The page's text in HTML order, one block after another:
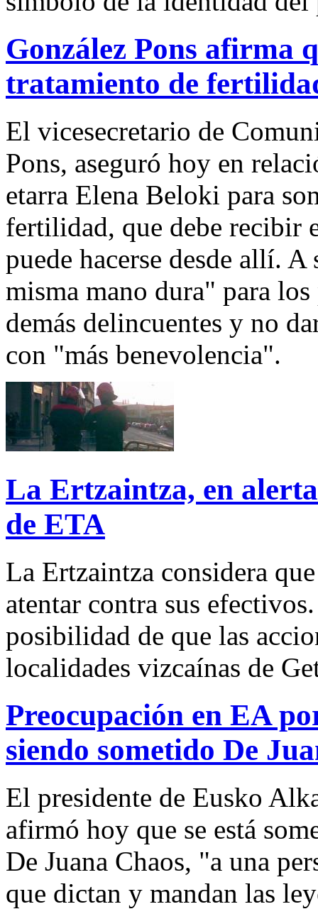
González Pons afirma
tratamiento de
El vicesecretario de
Pons, aseguró hoy en
etarra Elena Beloki para
fertilidad, que debe recibir
puede hacerse desde allí.
misma mano dura" para
demás delincuentes y no
con "más benevolencia".
La Ertzaintza, en
de ETA
La Ertzaintza considera
atentar contra sus
posibilidad de que las
localidades vizcaínas de
Preocupación en EA
siendo sometido De
El presidente de Eusko
afirmó hoy que se está
De Juana Chaos, "a una
que dictan y mandan las